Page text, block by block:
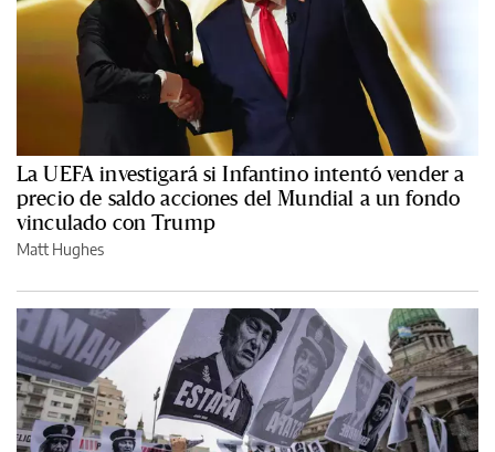
La UEFA investigará si Infantino intentó vender a
precio de saldo acciones del Mundial a un fondo
vinculado con Trump
Matt Hughes